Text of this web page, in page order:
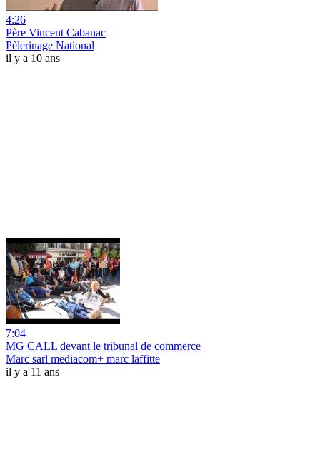
4:26
Père Vincent Cabanac
Pèlerinage National
il y a 10 ans
7:04
MG CALL devant le tribunal de commerce
Marc sarl mediacom+ marc laffitte
il y a 11 ans